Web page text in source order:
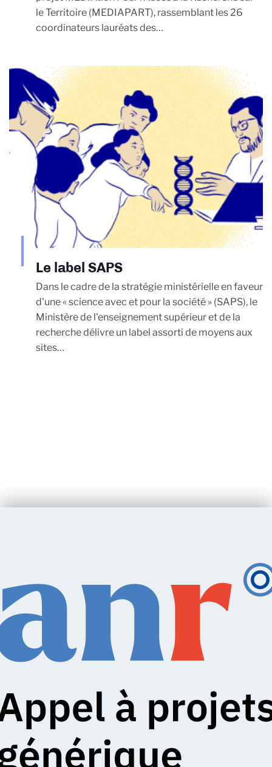
le Territoire (MEDIAPART), rassemblant les 26
coordinateurs lauréats des…
Le label SAPS
Dans le cadre de la stratégie ministérielle en faveur
d'une « science avec et pour la société » (SAPS), le
Ministère de l'enseignement supérieur et de la
recherche délivre un label assorti de moyens aux
sites…